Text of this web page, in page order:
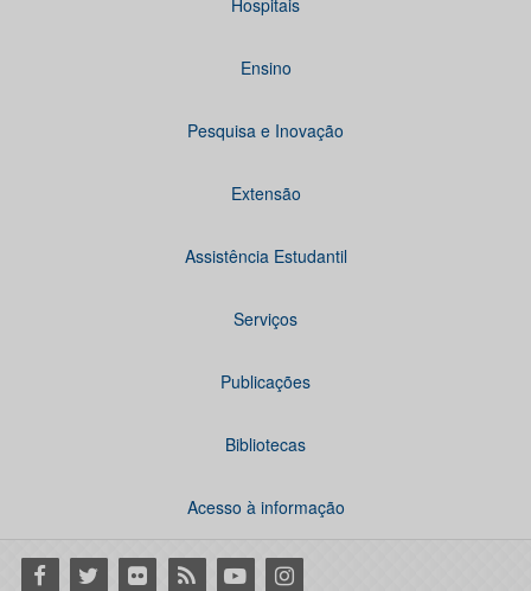
Hospitais
Ensino
Pesquisa e Inovação
Extensão
Assistência Estudantil
Serviços
Publicações
Bibliotecas
Acesso à informação
Facebook
Twitter Flickr RSS YoutubeInstagram